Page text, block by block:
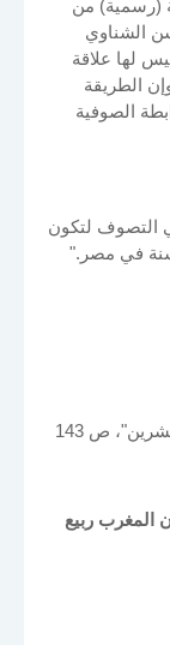
(رسمية) من
الشناوي
لها علاقة
الطريقة
الصوفية
التصوف لتكون
في مصر."
ص 143
المغرب ربيع